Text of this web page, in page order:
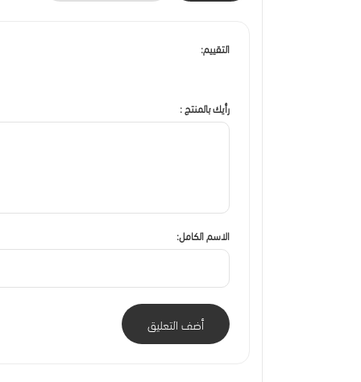
التقييم:
رأيك بالمنتج :
الاسم الكامل:
أضف التعليق